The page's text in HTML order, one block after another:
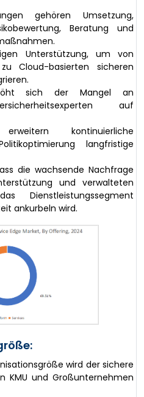
gehören Umsetzung,
Beratung und
Unterstützung, um von
Cloud-basierten sicheren
sich der Mangel an
auf
kontinuierliche
langfristige
die wachsende Nachfrage
und verwalteten
Dienstleistungssegment
ankurbeln wird.
wird der sichere
KMU und Großunternehmen